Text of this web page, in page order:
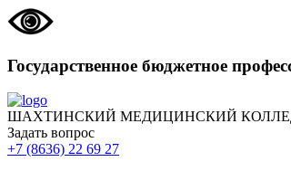
Государственное бюджетное
ШАХТИНСКИЙ МЕДИЦИНСКИЙ
Задать вопрос
+7 (8636) 22 69 27